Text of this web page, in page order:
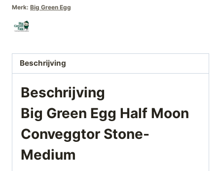
Medium
Merk: Big Green Egg
Beschrijving
Beschrijving
Big Green Egg Half Moon
Conveggtor Stone-
Medium